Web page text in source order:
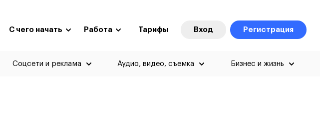
С чего начать Работа Тарифы Вход Регистрация
Соцсети и реклама Аудио, видео, съемка Бизнес и жизнь